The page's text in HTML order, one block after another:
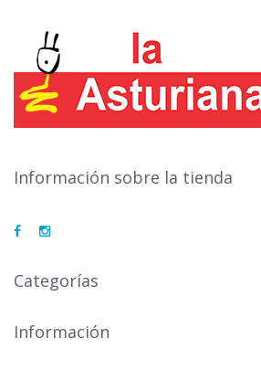
Información sobre la tienda
Categorías
Información